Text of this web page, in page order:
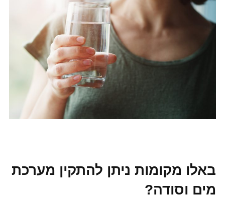
באלו מקומות ניתן להתקין מערכת
מים וסודה?